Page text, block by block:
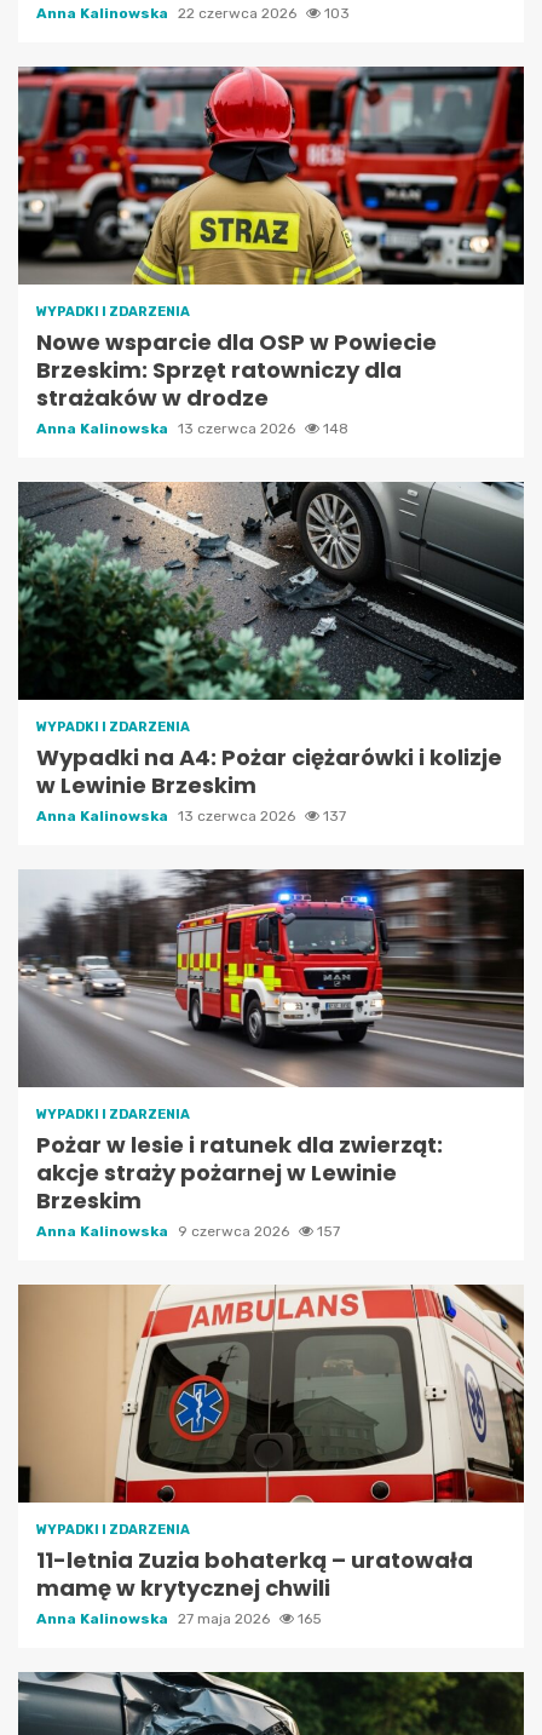
Anna Kalinowska 22 czerwca 2026 103
WYPADKI I ZDARZENIA
Nowe wsparcie dla OSP w Powiecie
Brzeskim: Sprzęt ratowniczy dla
strażaków w drodze
Anna Kalinowska 13 czerwca 2026 148
WYPADKI I ZDARZENIA
Wypadki na A4: Pożar ciężarówki i kolizje
w Lewinie Brzeskim
Anna Kalinowska 13 czerwca 2026 137
WYPADKI I ZDARZENIA
Pożar w lesie i ratunek dla zwierząt:
akcje straży pożarnej w Lewinie
Brzeskim
Anna Kalinowska 9 czerwca 2026 157
WYPADKI I ZDARZENIA
11-letnia Zuzia bohaterką – uratowała
mamę w krytycznej chwili
Anna Kalinowska 27 maja 2026 165